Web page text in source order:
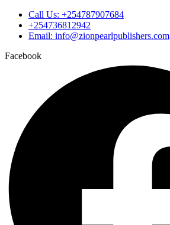
Call Us: +254787907684
+254736812942
Email: info@zionpearlpublishers.com
Facebook